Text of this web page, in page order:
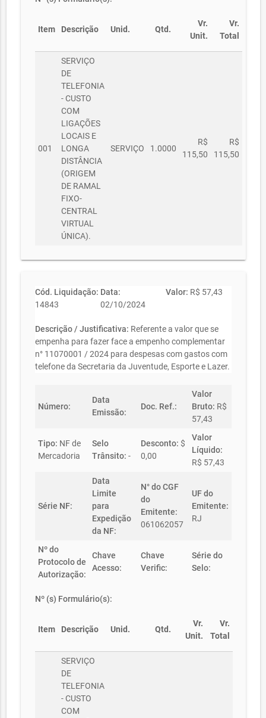
Item Descrição Unid. Qtd.
Vr.
Unit.
Vr.
Total
001
SERVIÇO
DE
TELEFONIA
- CUSTO
COM
LIGAÇÕES
LOCAIS E
LONGA
DISTÂNCIA
(ORIGEM
DE RAMAL
FIXO-
CENTRAL
VIRTUAL
ÚNICA).
SERVIÇO 1.0000
R$
115,50
R$
115,50
Cód. Liquidação:
14843
Data:
02/10/2024
Valor: R$ 57,43
Descrição / Justificativa: Referente a valor que se
empenha para fazer face a empenho complementar
n° 11070001 / 2024 para despesas com gastos com
telefone da Secretaria da Juventude, Esporte e Lazer.
Número:
Data
Emissão:
Doc. Ref.:
Valor
Bruto: R$
57,43
Tipo: NF de
Mercadoria
Selo
Trânsito: -
Desconto: $
0,00
Valor
Líquido:
R$ 57,43
Série NF:
Data
Limite
para
Expedição
da NF:
N° do CGF
do
Emitente:
061062057
UF do
Emitente:
RJ
Nº do
Protocolo de
Autorização:
Chave
Acesso:
Chave
Verific:
Série do
Selo:
Nº (s) Formulário(s):
Item Descrição Unid. Qtd.
Vr.
Unit.
Vr.
Total
SERVIÇO
DE
TELEFONIA
- CUSTO
COM